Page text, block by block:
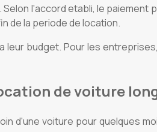
l'accord etabli, le
de la periode de location.
budget. Pour les
de voiture
d'une voiture pour quelques